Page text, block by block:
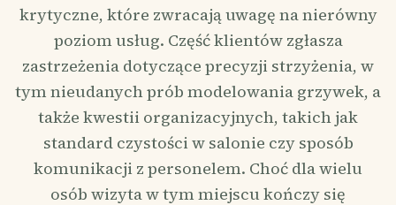
krytyczne, które zwracają uwagę na nierówny
poziom usług. Część klientów zgłasza
zastrzeżenia dotyczące precyzji strzyżenia, w
tym nieudanych prób modelowania grzywek, a
także kwestii organizacyjnych, takich jak
standard czystości w salonie czy sposób
komunikacji z personelem. Choć dla wielu
osób wizyta w tym miejscu kończy się